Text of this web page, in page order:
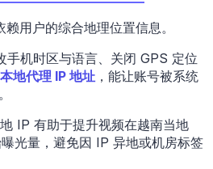
用户的综合地理位置信息。
机时区与语言、关闭 GPS 定位
地代理 IP 地址 ，能让账号被系统
IP 有助于提升视频在越南当地
光量，避免因 IP 异地或机房标签